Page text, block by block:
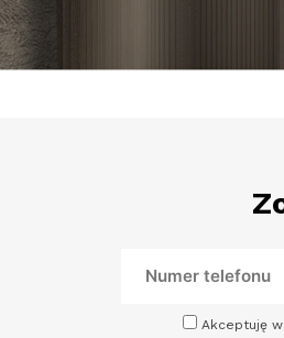
Akceptuję